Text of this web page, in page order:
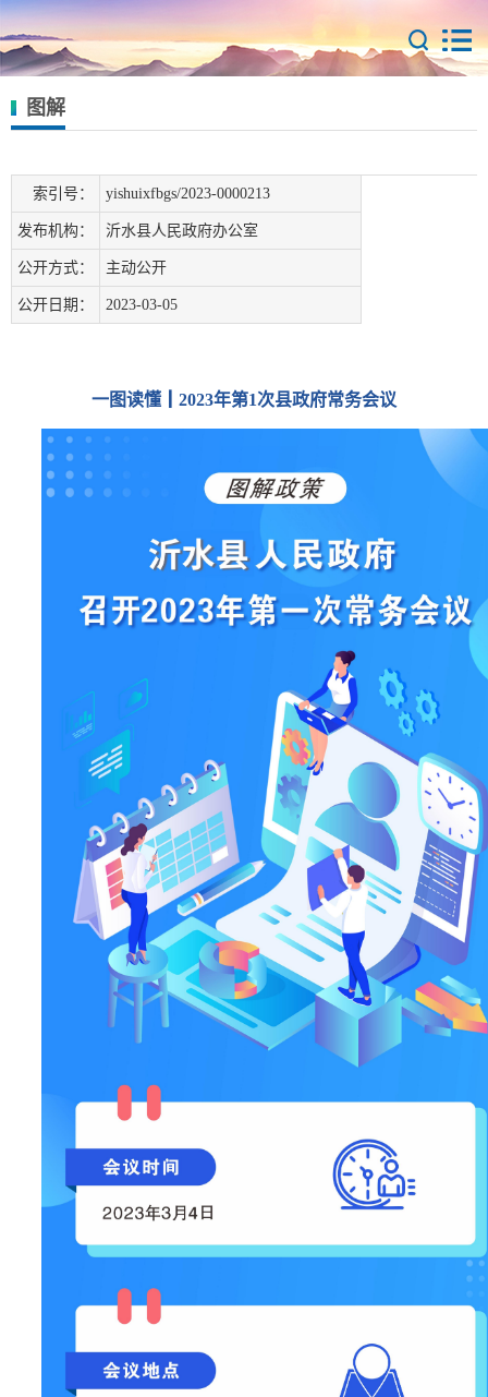
图解
索引号： yishuixfbgs/2023-0000213
发布机构： 沂水县人民政府办公室
公开方式： 主动公开
公开日期： 2023-03-05
一图读懂┃2023年第1次县政府常务会议